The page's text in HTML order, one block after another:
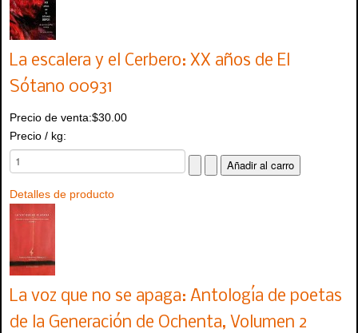
La escalera y el Cerbero: XX años de El
Sótano 00931
Precio de venta:$30.00
Precio / kg:
Detalles de producto
La voz que no se apaga: Antología de poetas
de la Generación de Ochenta, Volumen 2